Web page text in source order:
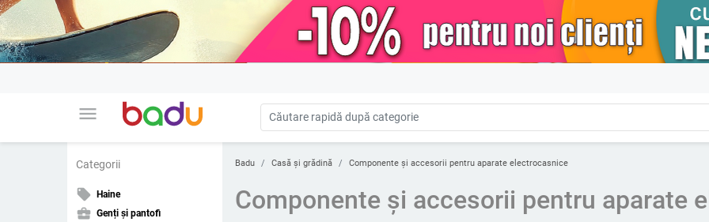
menu
Categorii
local_offer Haine
business_center Genți și pantofi
Badu Casă și grădină Componente și accesorii pentru aparate electrocasnice
Componente și accesorii pentru aparate